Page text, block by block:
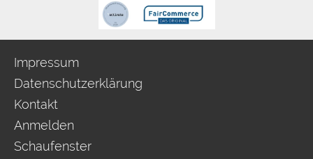
Impressum
Datenschutzerklärung
Kontakt
Anmelden
Schaufenster